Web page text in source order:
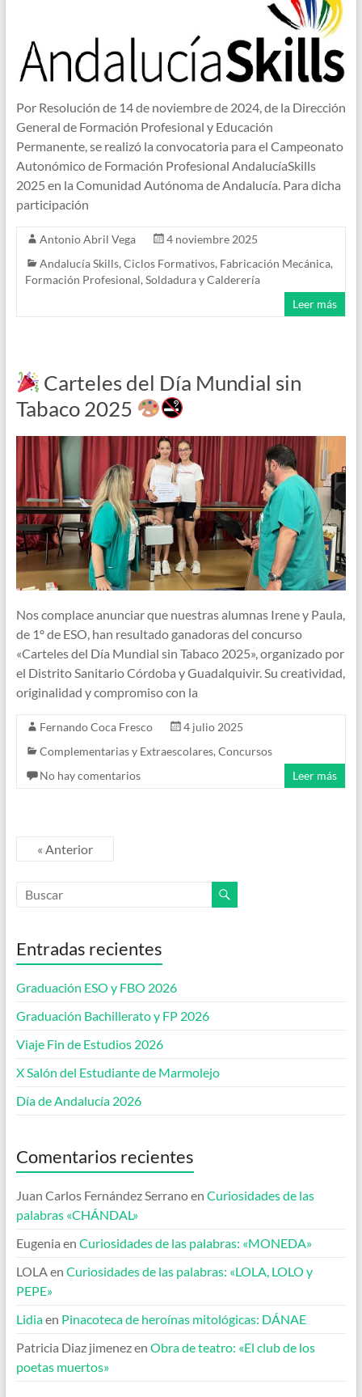
Por Resolución de 14 de noviembre de 2024, de la Dirección
General de Formación Profesional y Educación
Permanente, se realizó la convocatoria para el Campeonato
Autonómico de Formación Profesional AndalucíaSkills
2025 en la Comunidad Autónoma de Andalucía. Para dicha
participación
Antonio Abril Vega
4 noviembre 2025
Andalucía Skills, Ciclos Formativos, Fabricación Mecánica,
Formación Profesional, Soldadura y Calderería
Leer más
Carteles del Día Mundial sin
Tabaco 2025
Nos complace anunciar que nuestras alumnas Irene y Paula,
de 1º de ESO, han resultado ganadoras del concurso
«Carteles del Día Mundial sin Tabaco 2025», organizado por
el Distrito Sanitario Córdoba y Guadalquivir. Su creatividad,
originalidad y compromiso con la
Fernando Coca Fresco
4 julio 2025
Complementarias y Extraescolares, Concursos
No hay comentarios
Leer más
« Anterior
Entradas recientes
Graduación ESO y FBO 2026
Graduación Bachillerato y FP 2026
Viaje Fin de Estudios 2026
X Salón del Estudiante de Marmolejo
Día de Andalucía 2026
Comentarios recientes
Juan Carlos Fernández Serranoen Curiosidades de las
palabras «CHÁNDAL»
Eugenia en Curiosidades de las palabras: «MONEDA»
LOLA en Curiosidades de las palabras: «LOLA, LOLO y
PEPE»
Lidiaen Pinacoteca de heroínas mitológicas: DÁNAE
Patricia Diaz jimenezen Obra de teatro: «El club de los
poetas muertos»